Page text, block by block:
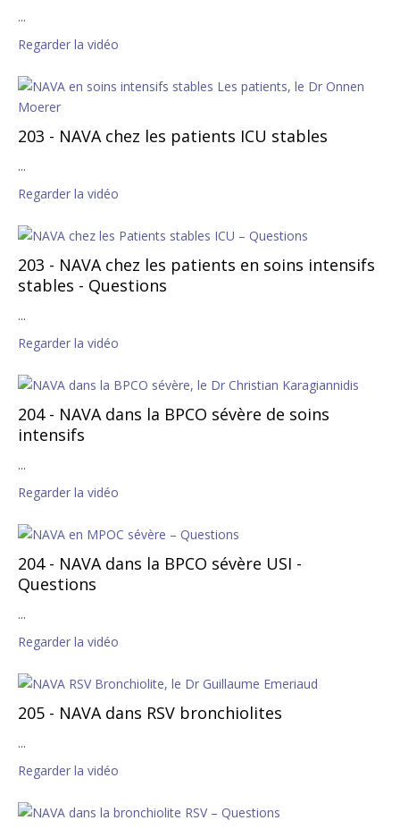
...
Regarder la vidéo
203 - NAVA chez les patients ICU stables
...
Regarder la vidéo
203 - NAVA chez les patients en soins intensifs
stables - Questions
...
Regarder la vidéo
204 - NAVA dans la BPCO sévère de soins
intensifs
...
Regarder la vidéo
204 - NAVA dans la BPCO sévère USI -
Questions
...
Regarder la vidéo
205 - NAVA dans RSV bronchiolites
...
Regarder la vidéo